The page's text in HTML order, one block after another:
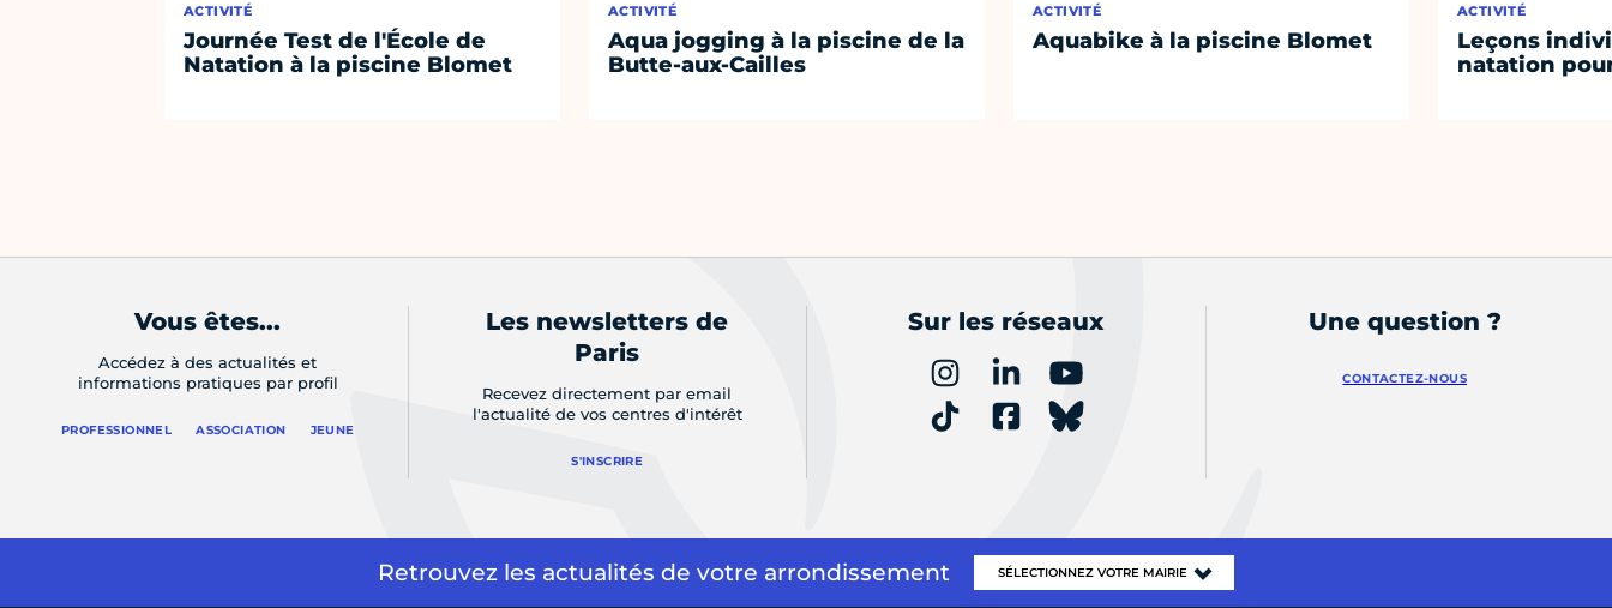
ACTIVITÉ
Journée Test de l'École de
Natation à la piscine Blomet
ACTIVITÉ
Aqua jogging à la piscine de la
Butte-aux-Cailles
ACTIVITÉ
Aquabike à la piscine Blomet
ACTIVITÉ
Leçons
natation
Vous êtes...
Accédez à des actualités et
informations pratiques par profil
PROFESSIONNEL ASSOCIATION JEUNE
Les newsletters de
Paris
Recevez directement par email
l'actualité de vos centres d'intérêt
S'INSCRIRE
Sur les réseaux Une question ?
CONTACTEZ-NOUS
Retrouvez les actualités de votre arrondissement